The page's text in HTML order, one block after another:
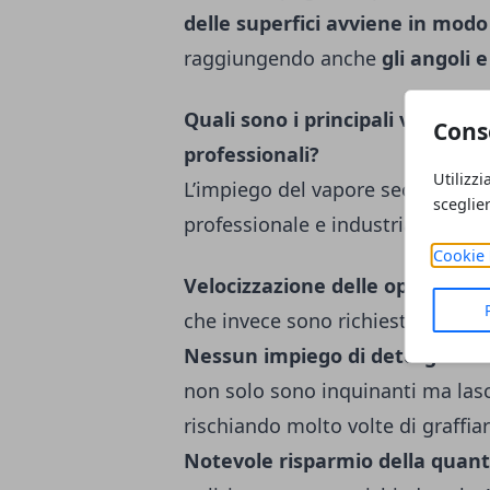
Cookie
delle superfici avviene in
raggiungendo anche gli angoli
Quali sono i principali vantaggi
professionali?
L’impiego del vapore secco
professionale e industriale
Velocizzazione delle
che invece sono richiesti da
Nessun impiego di detergenti
non solo sono inquinanti ma
rischiando molto volte di
Notevole risparmio della